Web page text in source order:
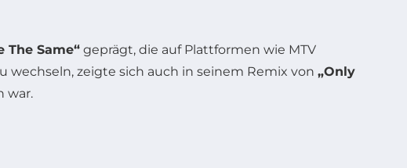
The Same“ geprägt, die auf Plattformen wie MTV
wechseln, zeigte sich auch in seinem Remix von „Only
war.